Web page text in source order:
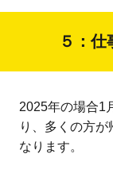
５：
2025年の場合1
り、多くの方
なります。